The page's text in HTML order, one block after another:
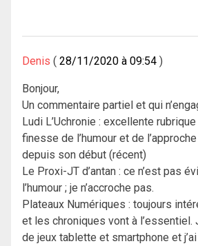
Denis 28/11/2020 à 09:54
Bonjour,
Un commentaire partiel et qui
Ludi L’Uchronie : excellente
finesse de l’humour et de
depuis son début (récent)
Le Proxi-JT d’antan : ce n’est pas
l’humour ; je n’accroche pas.
Plateaux Numériques : toujours
et les chroniques vont à l’essentiel.
de jeux tablette et smartphone et